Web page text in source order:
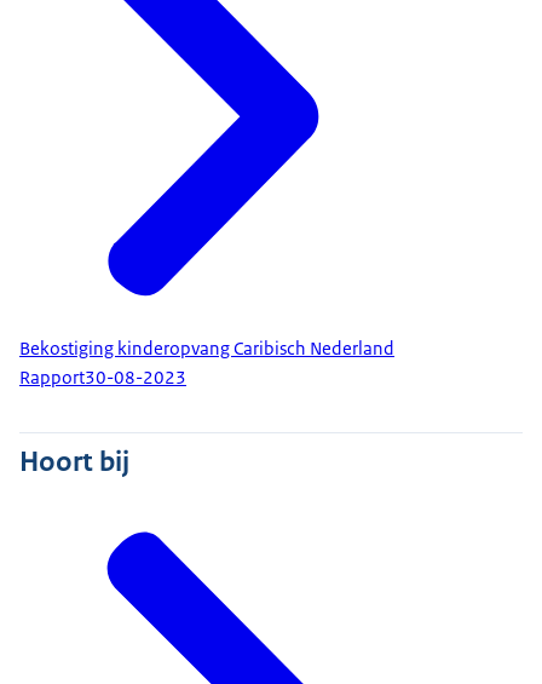
Bekostiging kinderopvang Caribisch Nederland
Rapport30-08-2023
Hoort bij